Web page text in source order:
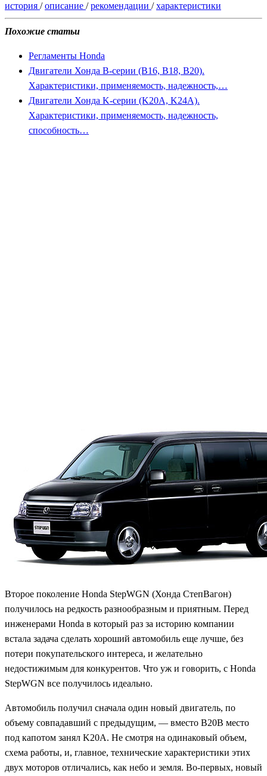
история /описание /рекомендации /характеристики
Похожие статьи
Регламенты Honda
Двигатели Хонда B-серии (B16, B18, B20).
Характеристики, применяемость, надежность,…
Двигатели Хонда K-серии (K20A, K24A).
Характеристики, применяемость, надежность,
способность…
Второе поколение Honda StepWGN (Хонда СтепВагон)
получилось на редкость разнообразным и приятным. Перед
инженерами Honda в который раз за историю компании
встала задача сделать хороший автомобиль еще лучше, без
потери покупательского интереса, и желательно
недостижимым для конкурентов. Что уж и говорить, с Honda
StepWGN все получилось идеально.
Автомобиль получил сначала один новый двигатель, по
объему совпадавший с предыдущим, — вместо B20B место
под капотом занял K20A. Не смотря на одинаковый объем,
схема работы, и, главное, технические характеристики этих
двух моторов отличались, как небо и земля. Во-первых, новый